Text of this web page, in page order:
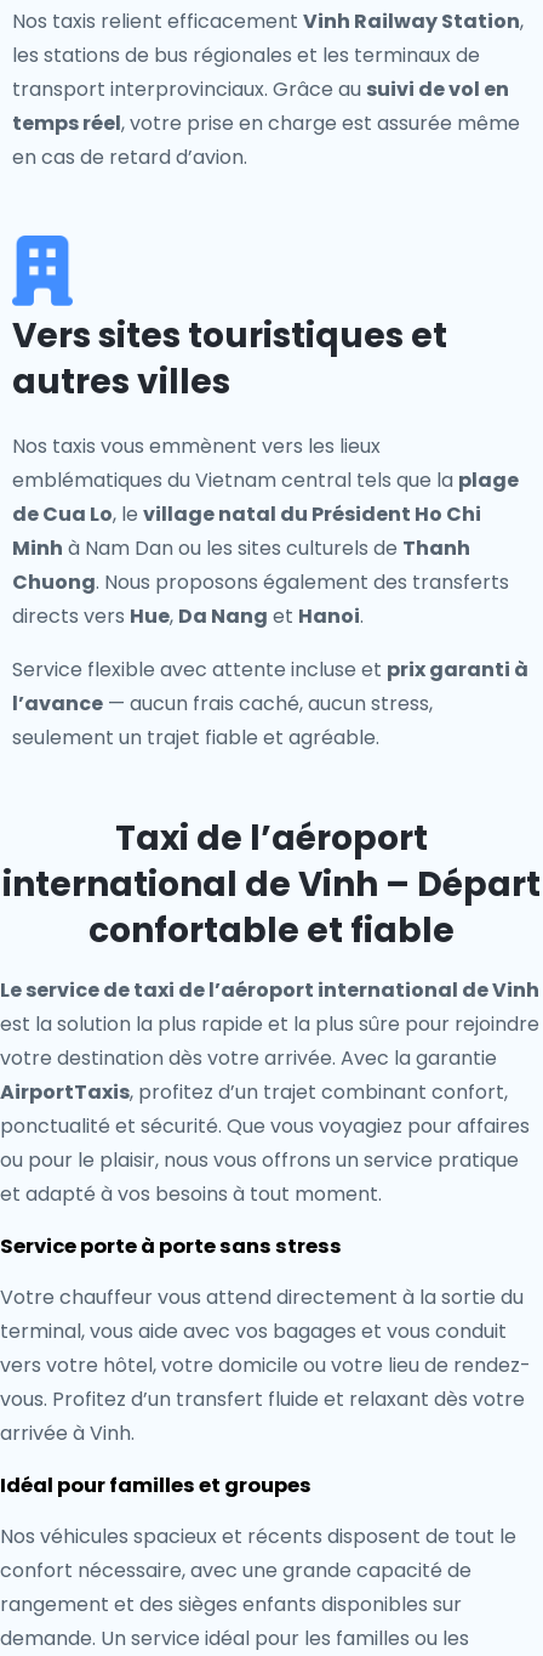
Nos taxis relient efficacement Vinh Railway Station,
les stations de bus régionales et les terminaux de
transport interprovinciaux. Grâce au suivi de vol en
temps réel, votre prise en charge est assurée même
en cas de retard d’avion.
Vers sites touristiques et
autres villes
Nos taxis vous emmènent vers les lieux
emblématiques du Vietnam central tels que la plage
de Cua Lo, le village natal du Président Ho Chi
Minh à Nam Dan ou les sites culturels de Thanh
Chuong. Nous proposons également des transferts
directs vers Hue, Da Nang et Hanoi.
Service flexible avec attente incluse et prix garanti à
l’avance — aucun frais caché, aucun stress,
seulement un trajet fiable et agréable.
Taxi de l’aéroport
international de Vinh – Départ
confortable et fiable
Le service de taxi de l’aéroport international de Vinh
est la solution la plus rapide et la plus sûre pour rejoindre
votre destination dès votre arrivée. Avec la garantie
AirportTaxis, profitez d’un trajet combinant confort,
ponctualité et sécurité. Que vous voyagiez pour affaires
ou pour le plaisir, nous vous offrons un service pratique
et adapté à vos besoins à tout moment.
Service porte à porte sans stress
Votre chauffeur vous attend directement à la sortie du
terminal, vous aide avec vos bagages et vous conduit
vers votre hôtel, votre domicile ou votre lieu de rendez-
vous. Profitez d’un transfert fluide et relaxant dès votre
arrivée à Vinh.
Idéal pour familles et groupes
Nos véhicules spacieux et récents disposent de tout le
confort nécessaire, avec une grande capacité de
rangement et des sièges enfants disponibles sur
demande. Un service idéal pour les familles ou les